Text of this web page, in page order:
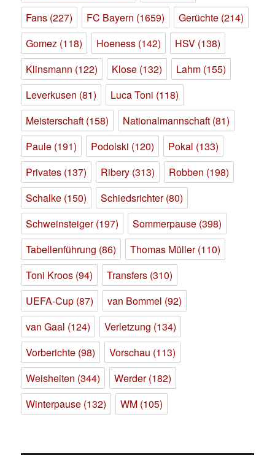
Fans (227) FC Bayern (1659) Gerüchte (214)
Gomez (118) Hoeness (142) HSV (138)
Klinsmann (122) Klose (132) Lahm (155)
Leverkusen (81) Luca Toni (118)
Meisterschaft (158) Nationalmannschaft (81)
Paule (191) Podolski (120) Pokal (133)
Privates (137) Ribery (313) Robben (198)
Schalke (150) Schiedsrichter(80)
Schweinsteiger(197) Sommerpause (398)
Tabellenführung (86) Thomas Müller(110)
Toni Kroos (94) Transfers (310)
UEFA-Cup (87) van Bommel (92)
van Gaal (124) Verletzung (134)
Vorberichte (98) Vorschau (113)
Weisheiten (344) Werder(182)
Winterpause (132) WM (105)